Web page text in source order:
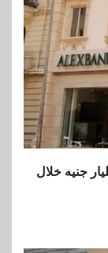
يحقق صافي أرباح 7.54 مليار جنيه خلال